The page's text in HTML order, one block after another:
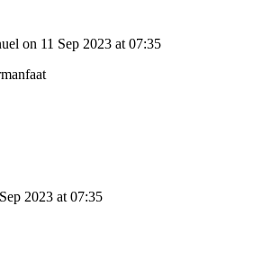
on 11 Sep 2023 at 07:35
2023 at 07:35